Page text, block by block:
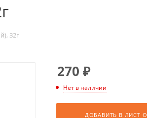
32г
270 ₽
Нет в наличии
ДОБАВИТЬ В ЛИСТ